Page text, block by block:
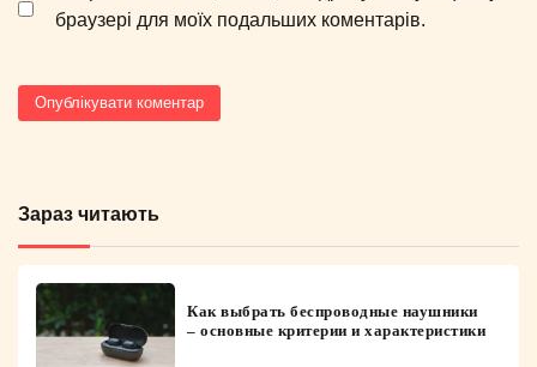
браузері для моїх подальших коментарів.
Зараз читають
Как выбрать беспроводные наушники
– основные критерии и характеристики